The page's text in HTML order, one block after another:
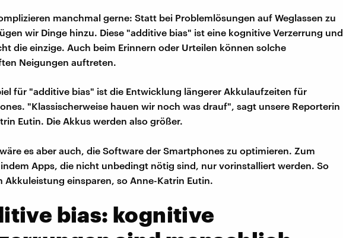
manchmal gerne: Statt bei Problemlösungen auf Weglassen zu
wir Dinge hinzu. Diese "additive bias" ist eine kognitive Verzerrung und
die einzige. Auch beim Erinnern oder Urteilen können solche
Neigungen auftreten.
für "additive bias" ist die Entwicklung längerer Akkulaufzeiten für
"Klassischerweise hauen wir noch was drauf", sagt unsere Reporterin
Eutin. Die Akkus werden also größer.
es aber auch, die Software der Smartphones zu optimieren. Zum
indem Apps, die nicht unbedingt nötig sind, nur vorinstalliert werden. So
Akkuleistung einsparen, so Anne-Katrin Eutin.
bias: kognitive